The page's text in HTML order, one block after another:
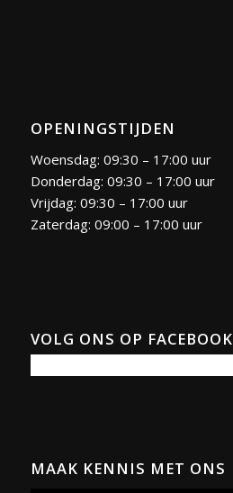
OPENINGSTIJDEN
Woensdag: 09:30 – 17:00 uur
Donderdag: 09:30 – 17:00 uur
Vrijdag: 09:30 – 17:00 uur
Zaterdag: 09:00 – 17:00 uur
VOLG ONS OP FACEBOOK
MAAK KENNIS MET ONS